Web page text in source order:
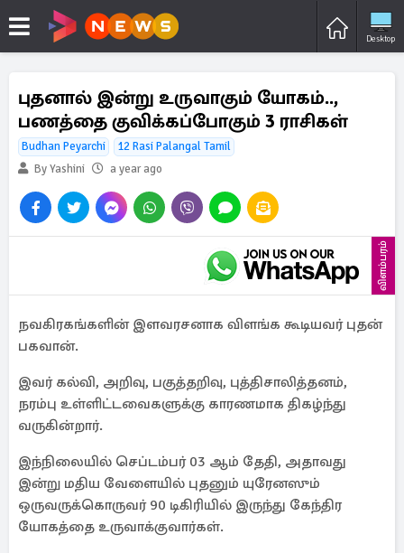
Desktop
புதனால் இன்று உருவாகும் யோகம்..,
பணத்தை குவிக்கப்போகும் 3 ராசிகள்
Budhan Peyarchi
12 Rasi Palangal Tamil
By Yashini
a year ago
விளம்பரம்
நவகிரகங்களின் இளவரசனாக விளங்க கூடியவர் புதன்
பகவான்.
இவர் கல்வி, அறிவு, பகுத்தறிவு, புத்திசாலித்தனம்,
நரம்பு உள்ளிட்டவைகளுக்கு காரணமாக திகழ்ந்து
வருகின்றார்.
இந்நிலையில் செப்டம்பர் 03 ஆம் தேதி, அதாவது
இன்று மதிய வேளையில் புதனும் யுரேனஸும்
ஒருவருக்கொருவர் 90 டிகிரியில் இருந்து கேந்திர
யோகத்தை உருவாக்குவார்கள்.